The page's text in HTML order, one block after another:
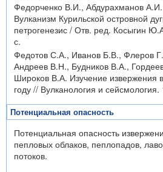
Федорченко В.И., Абдурахманов
Вулканизм Курильской островной
петрогенезис / Отв. ред. Косыгин
с.
Федотов С.А., Иванов Б.В., Флеров
Андреев В.Н., Будников В.А.,
Широков В.А. Изучение извержения
году // Вулканология и
Потенциальная опасность
Потенциальная опасность
пепловых облаков, пеплопадов,
потоков.